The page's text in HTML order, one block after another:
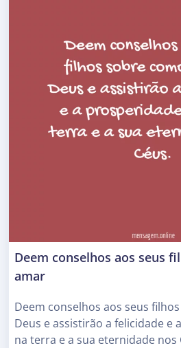
Deem conselhos aos seus
amar
Deem conselhos aos seus
Deus e assistirão a felicidade e
na terra e a sua eternidade nos